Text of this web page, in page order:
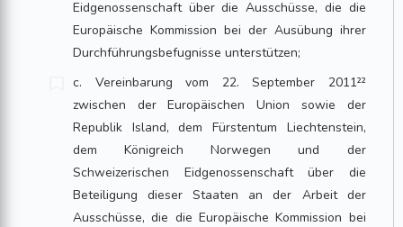
Eidgenossenschaft über die Ausschüsse, die die
Europäische Kommission bei der Ausübung ihrer
Durchführungsbefugnisse unterstützen;
c. Vereinbarung vom 22. September 2011²²
zwischen der Europäischen Union sowie der
Republik Island, dem Fürstentum Liechtenstein,
dem Königreich Norwegen und der
Schweizerischen Eidgenossenschaft über die
Beteiligung dieser Staaten an der Arbeit der
Ausschüsse, die die Europäische Kommission bei